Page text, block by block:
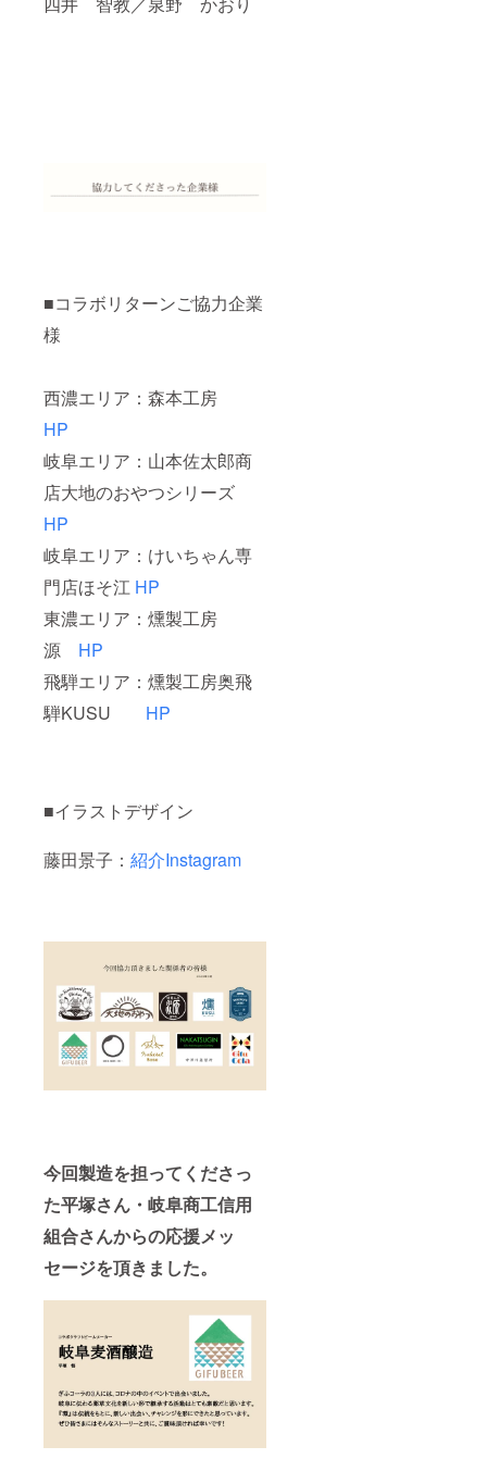
■コラボリターンご協力企業
様
西濃エリア：森本工房
HP
岐阜エリア：山本佐太郎商
店大地のおやつシリーズ
HP
岐阜エリア：けいちゃん専
門店ほそ江 HP
東濃エリア：燻製工房
源 HP
飛騨エリア：燻製工房奥飛
騨KUSU HP
■イラストデザイン
藤田景子： 紹介Instagram
今回製造を担ってくださっ
た平塚さん・岐阜商工信用
組合さんからの応援メッ
セージを頂きました。